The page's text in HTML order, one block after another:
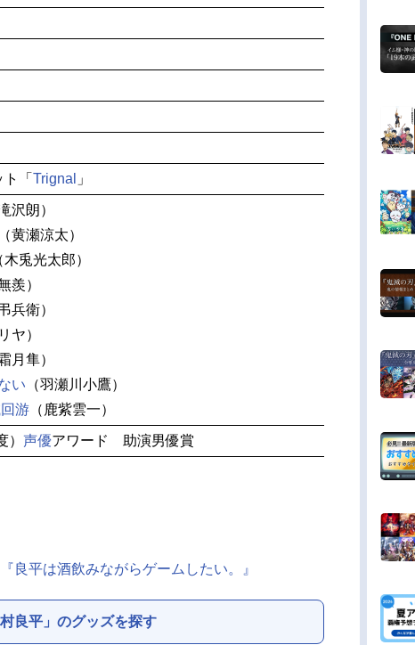
「 Trignal 」
沢朗）
（黄瀬涼太）
木兎光太郎）
羨）
兵衛）
ヤ）
月隼）
い （羽瀬川小鷹）
游 （鹿紫雲一）
声優アワード 助演男優賞
良平は酒飲みながらゲームしたい。』
村良平」のグッズを探す